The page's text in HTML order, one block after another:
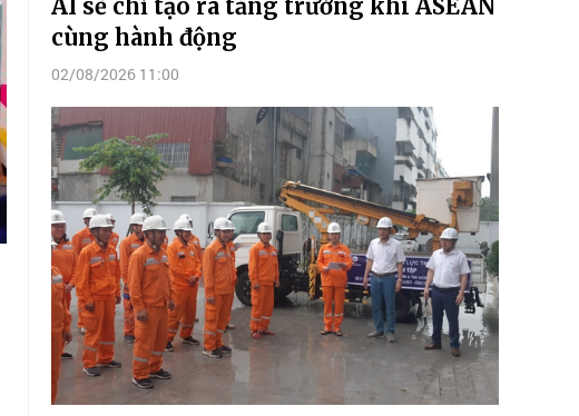
AI sẽ chỉ tạo ra tăng trưởng khi ASEAN
cùng hành động
02/08/2026 11:00